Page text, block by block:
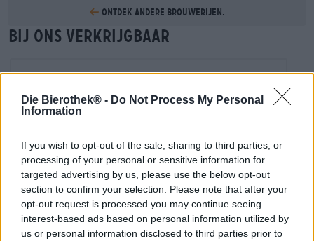
Die Bierothek® - Do Not Process My Personal
Information
If you wish to opt-out of the sale, sharing to third parties, or
processing of your personal or sensitive information for
targeted advertising by us, please use the below opt-out
section to confirm your selection. Please note that after your
opt-out request is processed you may continue seeing
interest-based ads based on personal information utilized by
us or personal information disclosed to third parties prior to
Ontdek andere brouwerijen.
Bij ons verkrijgbaar